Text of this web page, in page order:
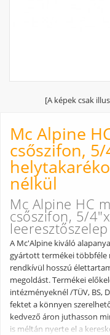
[A képek csak
Mc Alpine
csőszifon,
nélkül
Mc Alpine HC
csőszifon, 5/
A Mc'Alpine kiváló
gyártott termékei többféle
rendkívül hosszú
megoldást. Termékei
intézményeknél /TÜV, BS,
fektet a könnyen
kedvező áron juthasson
is méltán nyerte el a